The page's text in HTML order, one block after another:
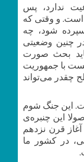
ندارد، پس
و وقتی که
شود، چه
چنین وضعیتی
بحث صورت
با جمهوریت
چقدر می‌تواند
این جنگ شوم
این چنبره‌ی
قرن نزدهم
در کشور ما